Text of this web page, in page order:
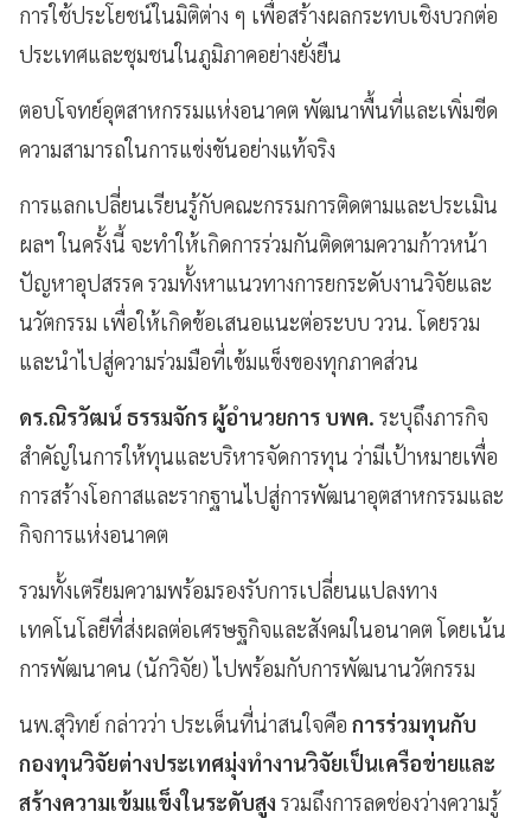
การใช้ประโยชน์ในมิติต่าง ๆ เพื่อสร้างผลกระทบเชิงบวกต่อ
ประเทศและชุมชนในภูมิภาคอย่างยั่งยืน
ตอบโจทย์อุตสาหกรรมแห่งอนาคต พัฒนาพื้นที่และเพิ่มขีด
ความสามารถในการแข่งขันอย่างแท้จริง
การแลกเปลี่ยนเรียนรู้กับคณะกรรมการติดตามและประเมิน
ผลฯ ในครั้งนี้ จะทำให้เกิดการร่วมกันติดตามความก้าวหน้า
ปัญหาอุปสรรค รวมทั้งหาแนวทางการยกระดับงานวิจัยและ
นวัตกรรม เพื่อให้เกิดข้อเสนอแนะต่อระบบ ววน. โดยรวม
และนำไปสู่ความร่วมมือที่เข้มแข็งของทุกภาคส่วน
ดร.ณิรวัฒน์ ธรรมจักร ผู้อำนวยการ บพค. ระบุถึงภารกิจ
สำคัญในการให้ทุนและบริหารจัดการทุน ว่ามีเป้าหมายเพื่อ
การสร้างโอกาสและรากฐานไปสู่การพัฒนาอุตสาหกรรมและ
กิจการแห่งอนาคต
รวมทั้งเตรียมความพร้อมรองรับการเปลี่ยนแปลงทาง
เทคโนโลยีที่ส่งผลต่อเศรษฐกิจและสังคมในอนาคต โดยเน้น
การพัฒนาคน (นักวิจัย) ไปพร้อมกับการพัฒนานวัตกรรม
นพ.สุวิทย์ กล่าวว่า ประเด็นที่น่าสนใจคือ การร่วมทุนกับ
กองทุนวิจัยต่างประเทศมุ่งทำงานวิจัยเป็นเครือข่ายและ
สร้างความเข้มแข็งในระดับสูง รวมถึงการลดช่องว่างความรู้